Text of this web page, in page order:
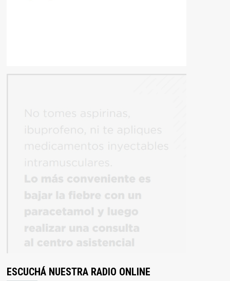
ESCUCHÁ NUESTRA RADIO ONLINE